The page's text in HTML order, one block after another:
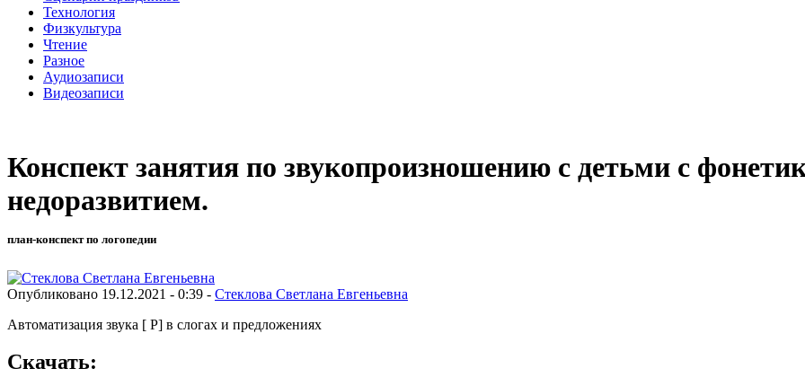
Технология
Физкультура
Чтение
Разное
Аудиозаписи
Видеозаписи
Конспект занятия по звукопроизношению с детьми с
недоразвитием.
план-конспект по логопедии
Опубликовано 19.12.2021 - 0:39 - Стеклова Светлана Евгеньевна
Автоматизация звука [ Р] в слогах и предложениях
Скачать: